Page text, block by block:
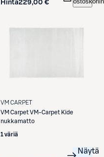
Hinta229,00 €
VM CARPET
VM CarpetVM-Carpet Kide
nukkamatto
1 väriä
Näytä